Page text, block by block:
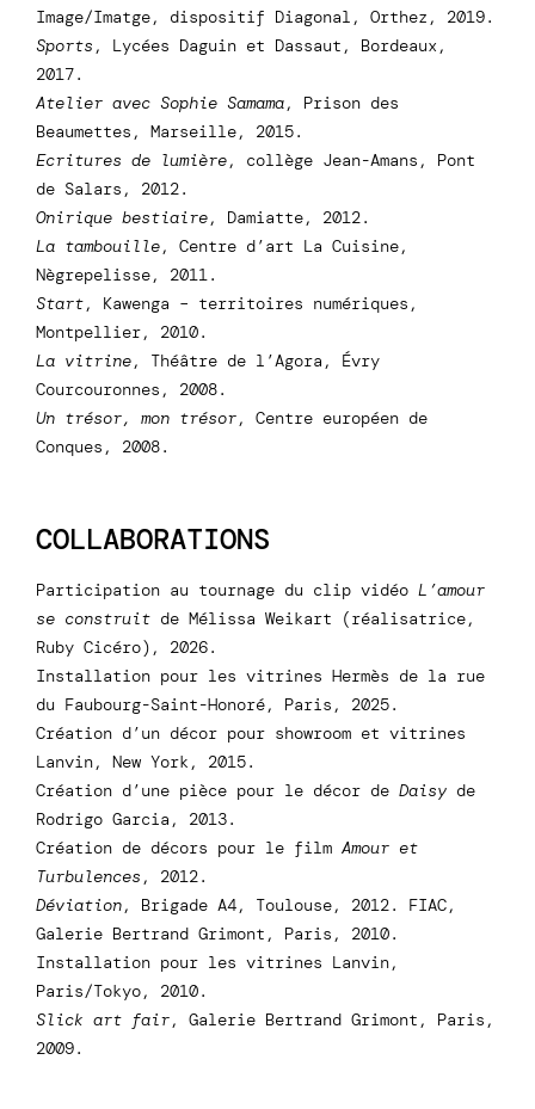
Image/Imatge, dispositif Diagonal, Orthez, 2019.
Sports , Lycées Daguin et Dassaut, Bordeaux,
2017.
Atelier avec Sophie Samama, Prison des
Beaumettes, Marseille, 2015.
Ecritures de lumière, collège Jean-Amans, Pont
de Salars, 2012.
Onirique bestiaire, Damiatte, 2012.
La tambouille, Centre d’art La Cuisine,
Nègrepelisse, 2011.
Start, Kawenga – territoires numériques,
Montpellier, 2010.
La vitrine, Théâtre de l’Agora, Évry
Courcouronnes, 2008.
Un trésor, mon trésor, Centre européen de
Conques, 2008.
COLLABORATIONS
Participation au tournage du clip vidéo L’amour
se construit de Mélissa Weikart (réalisatrice,
Ruby Cicéro), 2026.
Installation pour les vitrines Hermès de la rue
du Faubourg-Saint-Honoré, Paris, 2025.
Création d’un décor pour showroom et vitrines
Lanvin, New York, 2015.
Création d’une pièce pour le décor de Daisy de
Rodrigo Garcia, 2013.
Création de décors pour le film Amour et
Turbulences , 2012.
Déviation, Brigade A4, Toulouse, 2012. FIAC,
Galerie Bertrand Grimont, Paris, 2010.
Installation pour les vitrines Lanvin,
Paris/Tokyo, 2010.
Slick art fair, Galerie Bertrand Grimont, Paris,
2009.